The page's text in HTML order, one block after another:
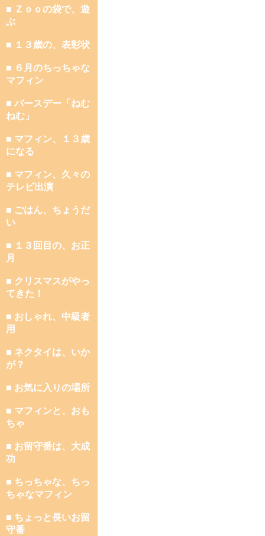
■ Ｚｏｏの袋で、遊
ぶ
■ １３歳の、表彰状
■ ６月のちっちゃな
マフィン
■ バースデー「ねむ
ねむ」
■ マフィン、１３歳
になる
■ マフィン、久々の
テレビ出演
■ ごはん、ちょうだ
い
■ １３回目の、お正
月
■ クリスマスがやっ
てきた！
■ おしゃれ、中級者
用
■ ネクタイは、いか
が？
■ お気に入りの場所
■ マフィンと、おも
ちゃ
■ お留守番は、大成
功
■ ちっちゃな、ちっ
ちゃなマフィン
■ ちょっと長いお留
守番